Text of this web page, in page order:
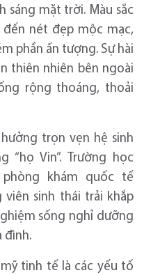
sáng mặt trời. Màu sắc
nét đẹp mộc mạc,
phần ấn tượng. Sự hài
thiên nhiên bên ngoài
rộng thoáng, thoải
trọn vẹn hệ sinh
“họ Vin”. Trường học
khám quốc tế
sinh thái trải khắp
sống nghỉ dưỡng
đình.
tinh tế là các yếu tố